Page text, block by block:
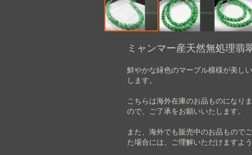
ミャンマー産天然無処理
鮮やかな緑色のマーブル模様が美し
します。
こちらは海外在庫のお品ものになり
ので、ご了承をお願いいたします。
また、海外でも販売中のお品もので
た場合には、ご理解いただけますよ